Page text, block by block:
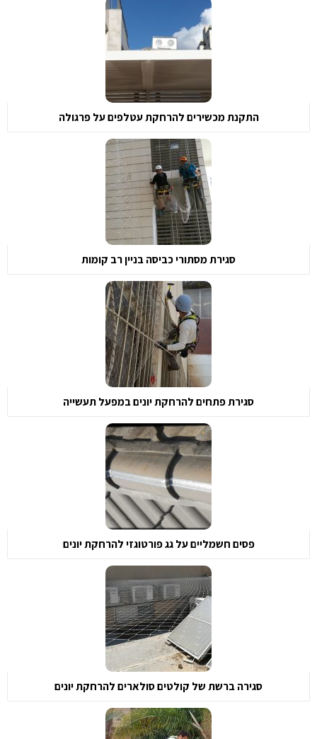
התקנת מכשירים להרחקת עטלפים על פרגולה
סגירת מסתורי כביסה בניין רב קומות
סגירת פתחים להרחקת יונים במפעל תעשייה
פסים חשמליים על גג פורטוגזי להרחקת יונים
סגירה ברשת של קולטים סולארים להרחקת יונים